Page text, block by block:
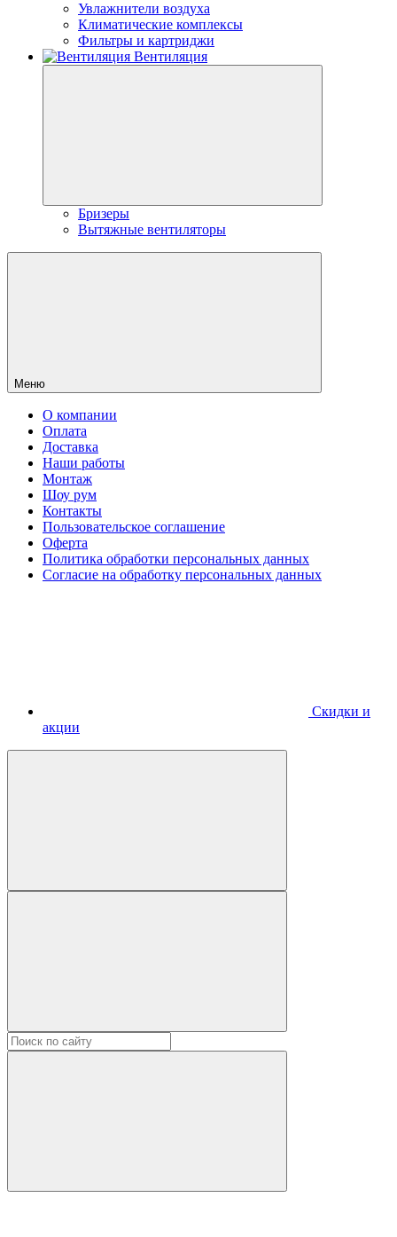
Увлажнители воздуха
Климатические комплексы
Фильтры и картриджи
Вентиляция
Бризеры
Вытяжные вентиляторы
Меню
О компании
Оплата
Доставка
Наши работы
Монтаж
Шоу рум
Контакты
Пользовательское соглашение
Оферта
Политика обработки персональных данных
Согласие на обработку персональных данных
Скидки и
акции